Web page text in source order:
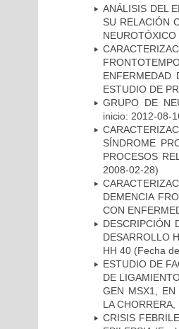
ANÁLISIS DEL
SU RELACIÓN
NEUROTÓXICO
ENFERMEDAD
ESTUDIO DE
GRUPO DE
inicio: 2012-08-
SÍNDROME
PROCESOS
2008-02-28)
DEMENCIA
CON
DESCRIPCIÓN
DESARROLLO
HH 40 (Fecha
ESTUDIO DE
DE
GEN MSX1, EN
LA
CRISIS